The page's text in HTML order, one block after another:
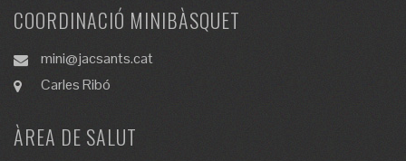
COORDINACIÓ MINIBÀSQUET
mini@jacsants.cat
Carles Ribó
ÀREA DE SALUT